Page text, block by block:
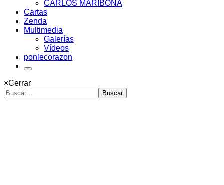
CARLOS MARIBONA
Cartas
Zenda
Multimedia
Galerías
Vídeos
ponlecorazon
×Cerrar
Buscar